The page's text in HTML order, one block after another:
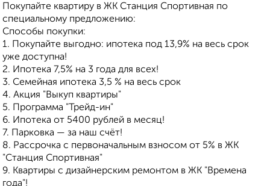
Покупайте квартиру в ЖК Станция Спортивная по
специальному предложению:
Способы покупки:
1. Покупайте выгодно: ипотека под 13,9% на весь срок
уже доступна!
2. Ипотека 7,5% на 3 года для всех!
3. Семейная ипотека 3,5 % на весь срок
4. Акция "Выкуп квартиры"
5. Программа "Трейд-ин"
6. Ипотека от 5400 рублей в месяц!
7. Парковка — за наш счёт!
8. Рассрочка с первоначальным взносом от 5% в ЖК
"Станция Спортивная"
9. Квартиры с дизайнерским ремонтом в ЖК "Времена
года"!